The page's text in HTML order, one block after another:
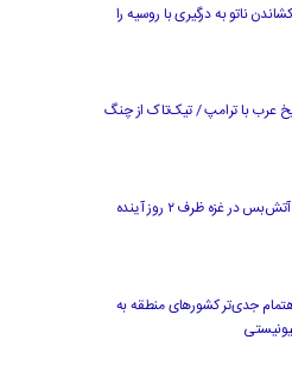
ناتو به درگیری با روسیه را
شیخ عرب با ترامپ / تیک‌تاک از چنگ
آکسیوس: ترامپ به توافق آتش‌بس در غزه ظرف ۲ روز آینده
جدی‌تر کشورهای منطقه به